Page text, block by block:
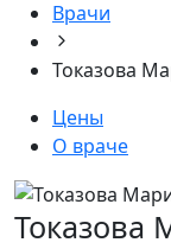
Врачи
Токазова
Цены
О враче
Токазова